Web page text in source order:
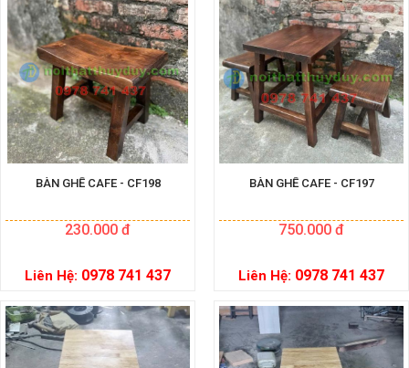
BÀN GHẾ CAFE - CF198
230.000 đ
Liên Hệ: 0978 741 437
BÀN GHẾ CAFE - CF197
750.000 đ
Liên Hệ: 0978 741 437